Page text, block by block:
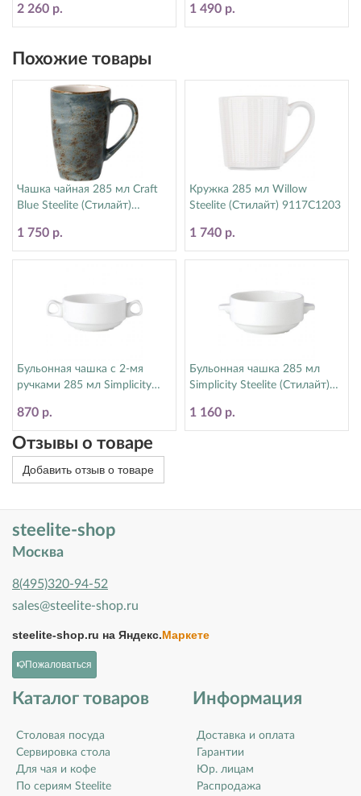
2 260 р. 1 490 р.
Похожие товары
Чашка чайная 285 мл Craft
Blue Steelite (Стилайт)
1 750 р.
Кружка 285 мл Willow
Steelite (Стилайт) 9117C1203
1 740 р.
Бульонная чашка с 2-мя
ручками 285 мл Simplicity
870 р.
Бульонная чашка 285 мл
Simplicity Steelite (Стилайт)
1 160 р.
Отзывы о товаре
Добавить отзыв о товаре
steelite-shop
Москва
8(495)320-94-52
sales@steelite-shop.ru
steelite-shop.ru на Яндекс.Маркете
Пожаловаться
Каталог товаров
Столовая посуда
Сервировка стола
Для чая и кофе
По сериям Steelite
Информация
Доставка и оплата
Гарантии
Юр. лицам
Распродажа